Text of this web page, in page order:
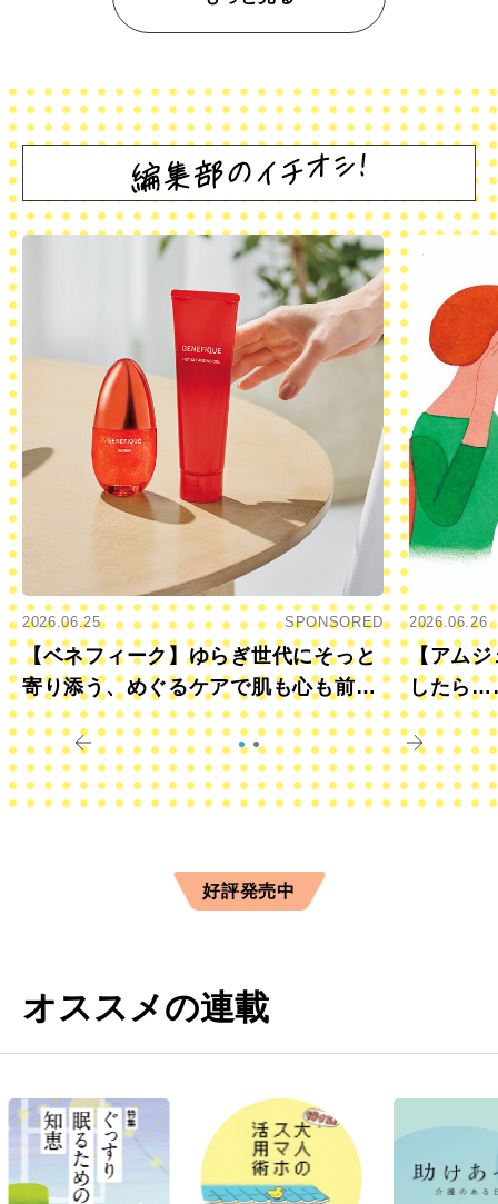
2026.06.25 SPONSORED
【ベネフィーク】ゆらぎ世代にそっと
寄り添う、めぐるケアで肌も心も前向
きに
2026.06.26
【アムジ
したら
すか？
好評発売中
オススメの連載